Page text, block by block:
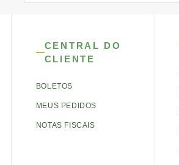
CENTRAL DO
CLIENTE
BOLETOS
MEUS PEDIDOS
NOTAS FISCAIS